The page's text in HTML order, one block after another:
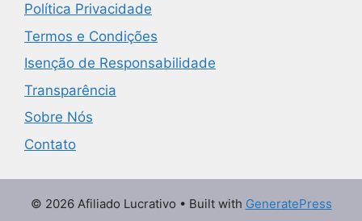
Política Privacidade
Termos e Condições
Isenção de Responsabilidade
Transparência
Sobre Nós
Contato
© 2026 Afiliado Lucrativo • Built with GeneratePress